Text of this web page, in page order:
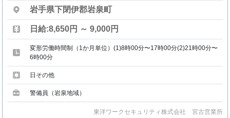
岩手県下閉伊郡岩泉町
日給:8,650円 ～ 9,000円
変形労働時間制（1か月単位）(1)8時00分〜17時00分(2)21時00分〜
6時00分
日その他
警備員（岩泉地域）
東洋ワークセキュリティ株式会社 宮古営業所